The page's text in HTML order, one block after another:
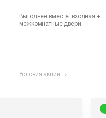
Выгоднее вместе: входная +
межкомнатные двери
Условия акции